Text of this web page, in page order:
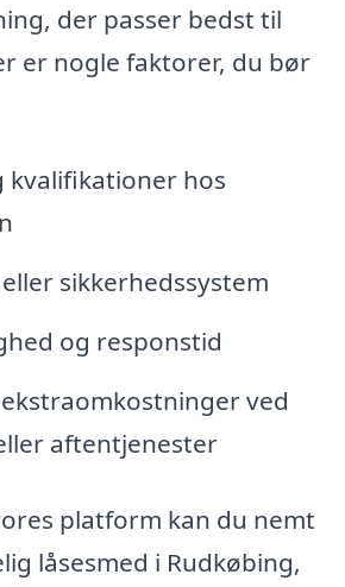
der passer bedst til
er nogle faktorer, du bør
kvalifikationer hos
sikkerhedssystem
og responstid
ved
aftentjenester
platform kan du nemt
låsesmed i Rudkøbing,